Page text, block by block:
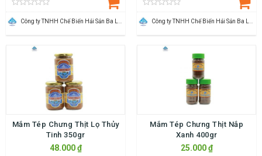
Mắm Tép Chưng Thịt Lọ Thủy
Tinh 350gr
48.000 ₫
Mắm Tép Chưng Thịt Nắp
Xanh 400gr
25.000 ₫